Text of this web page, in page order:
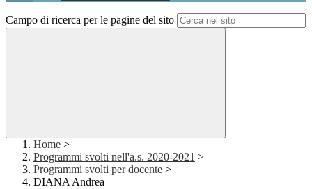
Campo di ricerca per le pagine del sito
Home >
Programmi svolti nell'a.s. 2020-2021 >
Programmi svolti per docente >
DIANA Andrea